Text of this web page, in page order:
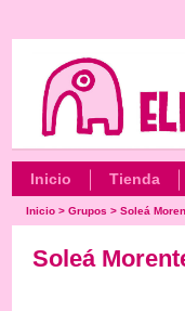
Inicio Tienda
Inicio> Grupos > Soleá
Soleá